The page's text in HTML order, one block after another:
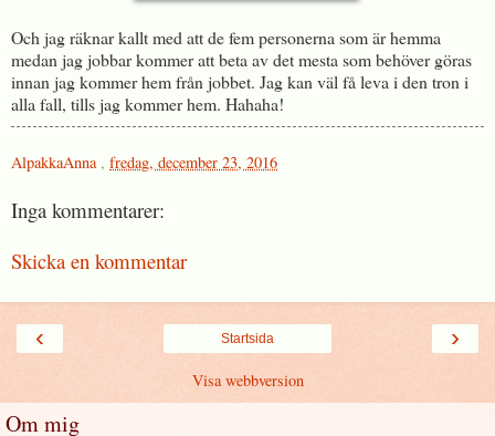
Och jag räknar kallt med att de fem personerna som är hemma
medan jag jobbar kommer att beta av det mesta som behöver göras
innan jag kommer hem från jobbet. Jag kan väl få leva i den tron i
alla fall, tills jag kommer hem. Hahaha!
AlpakkaAnna , fredag, december 23, 2016
Inga kommentarer:
Skicka en kommentar
‹ ›
Startsida
Visa webbversion
Om mig